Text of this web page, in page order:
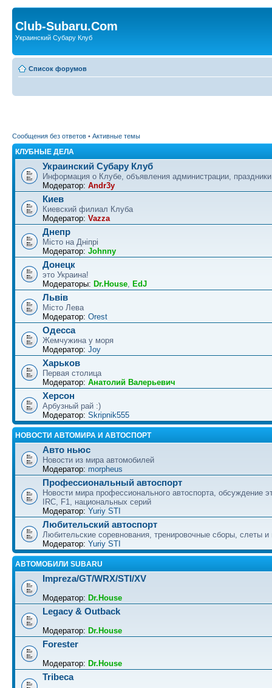
Club-Subaru.Com
Украинский Субару Клуб
Список форумов
Сообщения без ответов • Активные темы
КЛУБНЫЕ ДЕЛА
Украинский Субару Клуб
Информация о Клубе, объявления администрации,
Модератор: Andr3y
Киев
Киевский филиал Клуба
Модератор: Vazza
Днепр
Місто на Дніпрі
Модератор: Johnny
Донецк
это Украина!
Модераторы: Dr.House, EdJ
Львів
Місто Лева
Модератор: Orest
Одесса
Жемчужина у моря
Модератор: Joy
Харьков
Первая столица
Модератор: Анатолий Валерьевич
Херсон
Арбузный рай :)
Модератор: Skripnik555
НОВОСТИ АВТОМИРА И АВТОСПОРТ
Авто ньюс
Новости из мира автомобилей
Модератор: morpheus
Профессиональный автоспорт
Новости мира профессионального автоспорта, обсуждение
IRC, F1, национальных серий
Модератор: Yuriy STI
Любительский автоспорт
Любительские соревнования, тренировочные сборы, слеты и
Модератор: Yuriy STI
АВТОМОБИЛИ SUBARU
Impreza/GT/WRX/STI/XV
Модератор: Dr.House
Legacy & Outback
Модератор: Dr.House
Forester
Модератор: Dr.House
Tribeca